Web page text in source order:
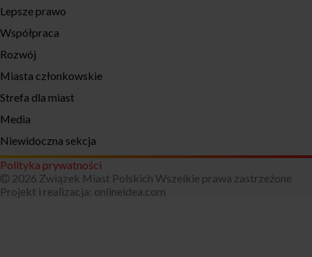
Lepsze prawo
Współpraca
Rozwój
Miasta członkowskie
Strefa dla miast
Media
Niewidoczna sekcja
Polityka prywatności
2026 Związek Miast Polskich Wszelkie prawa zastrzeżone
Projekt i realizacja: onlineidea.com